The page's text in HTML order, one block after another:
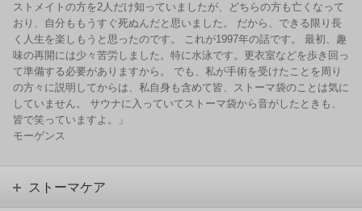
ストメイトの方を2人だけ知っていましたが、どちらの方も亡くなって
おり、自分ももうすぐ死ぬんだと思いました。 だから、できる限り長
く人生を楽しもうと思ったのです。 これが1997年の話です。 最初、趣
味の再開には少々苦労しました。特に水泳です。更衣室などを歩き回っ
て準備する必要がありますから。 でも、私が手術を受けたことを周り
の方々に説明してからは、私自身も含めて皆、ストーマ袋のことは気に
していません。 サウナに入っていてストーマ袋から音がしたときも、
皆で笑っていますよ。」
モーゲンス
ストーマケア